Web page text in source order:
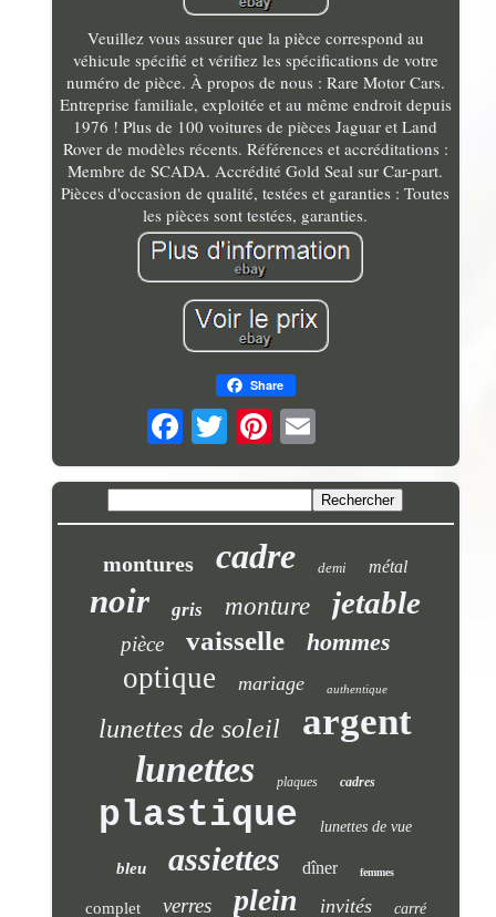
Veuillez vous assurer que la pièce correspond au
véhicule spécifié et vérifiez les spécifications de votre
numéro de pièce. À propos de nous : Rare Motor Cars.
Entreprise familiale, exploitée et au même endroit depuis
1976 ! Plus de 100 voitures de pièces Jaguar et Land
Rover de modèles récents. Références et accréditations :
Membre de SCADA. Accrédité Gold Seal sur Car-part.
Pièces d'occasion de qualité, testées et garanties : Toutes
les pièces sont testées, garanties.
Share
montures cadre demi métal
noir gris monture jetable
pièce vaisselle hommes
optique mariage authentique
lunettes de soleil argent
lunettes plaques cadres
plastique lunettes de vue
bleu assiettes dîner femmes
complet verres plein invités carré